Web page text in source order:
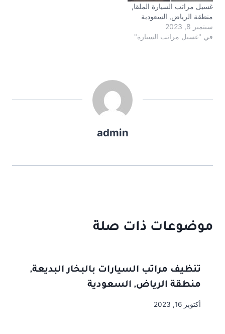
غسيل مراتب السيارة الملقا,
منطقة الرياض, السعودية
سبتمبر 8, 2023
في "غسيل مراتب السيارة"
admin
موضوعات ذات صلة
تنظيف مراتب السيارات بالبخار البديعة,
منطقة الرياض, السعودية
أكتوبر 16, 2023